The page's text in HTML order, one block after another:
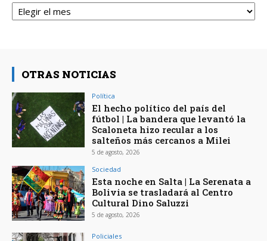
OTRAS NOTICIAS
Política
El hecho político del país del
fútbol | La bandera que levantó la
Scaloneta hizo recular a los
salteños más cercanos a Milei
5 de agosto, 2026
Sociedad
Esta noche en Salta | La Serenata a
Bolivia se trasladará al Centro
Cultural Dino Saluzzi
5 de agosto, 2026
Policiales